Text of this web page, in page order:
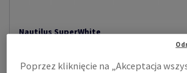
Nautilus SuperWhite
Nautilus SuperWhite to papier niepowlekany,
Poprzez kliknięcie na „Akceptacja